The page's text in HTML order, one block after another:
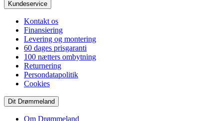
Kundeservice
Kontakt os
Finansiering
Levering og montering
60 dages prisgaranti
100 nætters ombytning
Returnering
Persondatapolitik
Cookies
Dit Drømmeland
Om Drømmeland